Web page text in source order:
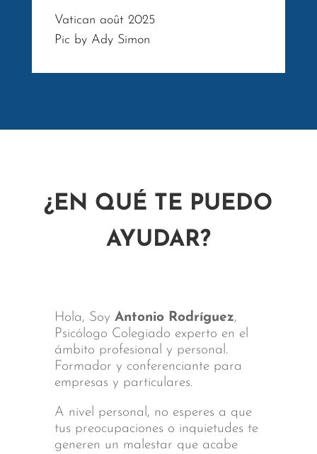
Vatican août 2025
Pic by Ady Simon
¿EN QUÉ TE PUEDO
AYUDAR?
Hola, Soy Antonio Rodríguez,
Psicólogo Colegiado experto en el
ámbito profesional y personal.
Formador y conferenciante para
empresas y particulares.
A nivel personal, no esperes a que
tus preocupaciones o inquietudes te
generen un malestar que acabe